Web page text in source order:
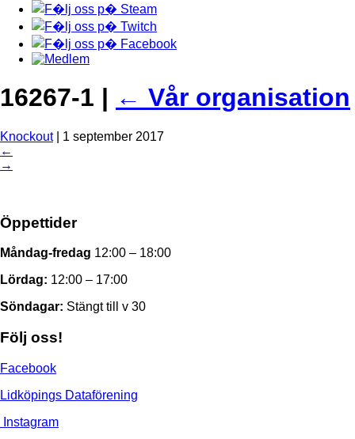
16267-1 | ← Vår organisation
Knockout
1 september 2017
←
→
Öppettider
Måndag-fredag 12:00 – 18:00
Lördag: 12:00 – 17:00
Söndagar: Stängt till v 30
Följ oss!
Facebook
Lidköpings Dataförening
Instagram